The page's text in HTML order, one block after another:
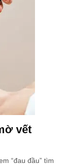
vết
“đau đầu” tìm